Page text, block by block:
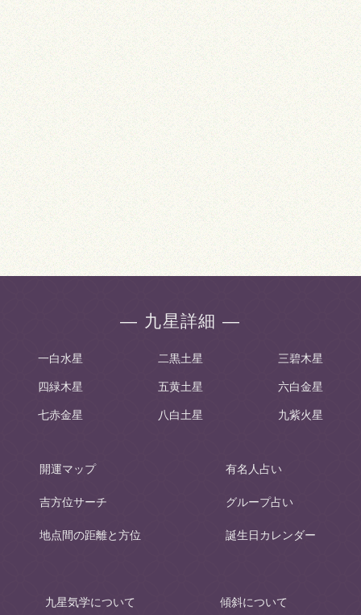
― 九星詳細 ―
一白水星 二黒土星 三碧木星
四緑木星 五黄土星 六白金星
七赤金星 八白土星 九紫火星
開運マップ
吉方位サーチ
地点間の距離と方位
有名人占い
グループ占い
誕生日カレンダー
九星気学について 傾斜について